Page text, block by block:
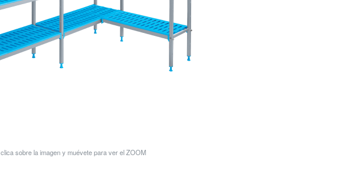
clica sobre la imagen y muévete para ver el ZOOM